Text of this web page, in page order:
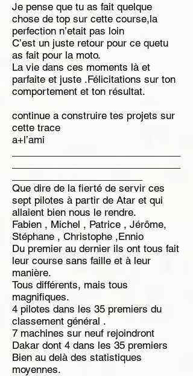
Je pense que tu as fait quelque
chose de top sur cette course,la
perfection n’etait pas loin
C’est un juste retour pour ce quetu
as fait pour la moto.
La vie dans ces moments là et
parfaite et juste .Félicitations sur ton
comportement et ton résultat.
continue a construire tes projets sur
cette trace
a+l’ami
Que dire de la fierté de servir ces
sept pilotes à partir de Atar et qui
allaient bien nous le rendre.
Fabien , Michel , Patrice , Jérôme,
Stéphane , Christophe ,Ennio
Du premier au dernier ils ont tous fait
leur course sans faille et à leur
manière.
Tous différents, mais tous
magnifiques.
4 pilotes dans les 35 premiers du
classement général .
7 machines sur neuf rejoindront
Dakar dont 4 dans les 35 premiers
Bien au delà des statistiques
moyennes.